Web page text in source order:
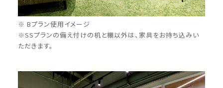
※ Bプラン使用イメージ
※SSプランの備え付けの机と棚以外は、家具をお持ち込みい
ただきます。